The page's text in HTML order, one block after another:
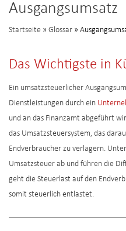
Ausgangsumsatz
Startseite » Glossar »
Das Wichtigste in
Ein umsatzsteuerlicher
Dienstleistungen durch ein
und an das Finanzamt abgeführt
das Umsatzsteuersystem, das
Endverbraucher zu verlagern.
Umsatzsteuer ab und führen die
geht die Steuerlast auf den
somit steuerlich entlastet.